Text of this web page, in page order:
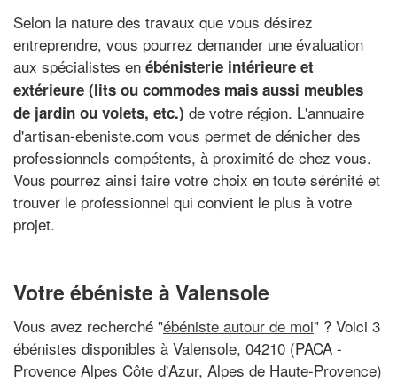
Selon la nature des travaux que vous désirez
entreprendre, vous pourrez demander une évaluation
aux spécialistes en ébénisterie intérieure et
extérieure (lits ou commodes mais aussi meubles
de jardin ou volets, etc.) de votre région. L'annuaire
d'artisan-ebeniste.com vous permet de dénicher des
professionnels compétents, à proximité de chez vous.
Vous pourrez ainsi faire votre choix en toute sérénité et
trouver le professionnel qui convient le plus à votre
projet.
Votre ébéniste à Valensole
Vous avez recherché "ébéniste autour de moi" ? Voici 3
ébénistes disponibles à Valensole, 04210 (PACA -
Provence Alpes Côte d'Azur, Alpes de Haute-Provence)